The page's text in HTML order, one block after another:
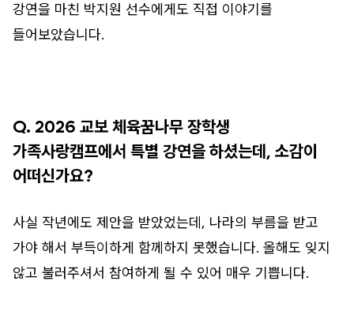
강연을 마친 박지원 선수에게도 직접 이야기를
들어보았습니다.
Q. 2026 교보 체육꿈나무 장학생
가족사랑캠프에서 특별 강연을 하셨는데, 소감이
어떠신가요?
사실 작년에도 제안을 받았었는데, 나라의 부름을 받고
가야 해서 부득이하게 함께하지 못했습니다. 올해도 잊지
않고 불러주셔서 참여하게 될 수 있어 매우 기쁩니다.